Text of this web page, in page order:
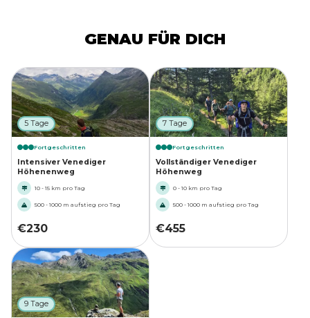
GENAU FÜR DICH
5 Tage
Fortgeschritten
Intensiver Venediger
Höhenenweg
10 - 15 km pro Tag
500 - 1000 m aufstieg pro Tag
€230
7 Tage
Fortgeschritten
Vollständiger Venediger
Höhenweg
0 - 10 km pro Tag
500 - 1000 m aufstieg pro Tag
€455
9 Tage